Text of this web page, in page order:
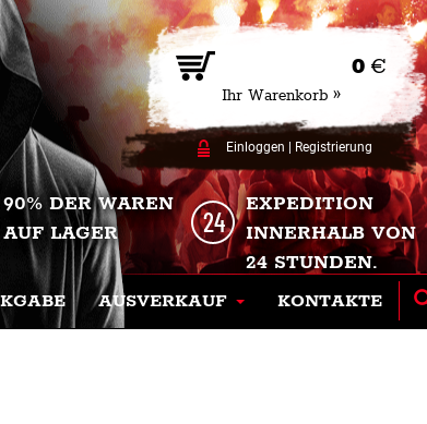
0 €
Ihr Warenkorb »
Einloggen Registrierung
90% DER WAREN
AUF LAGER
EXPEDITION
INNERHALB VON
24 STUNDEN.
AUSVERKAUF KONTAKTE